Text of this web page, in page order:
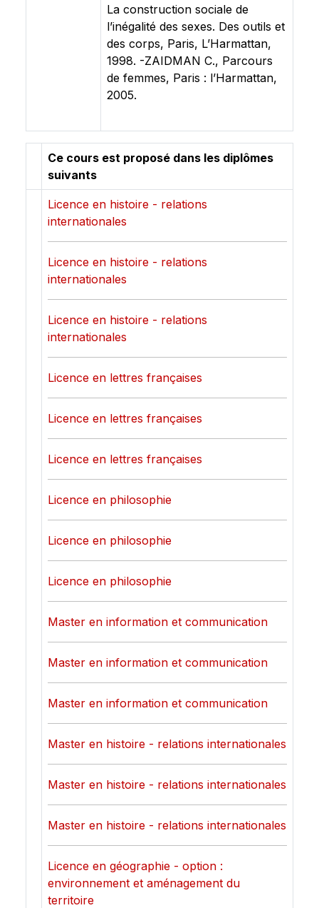
La construction sociale de
l’inégalité des sexes. Des outils et
des corps, Paris, L’Harmattan,
1998. -ZAIDMAN C., Parcours
de femmes, Paris : l’Harmattan,
2005.
Ce cours est proposé dans les diplômes
suivants
Licence en histoire - relations
internationales
Licence en histoire - relations
internationales
Licence en histoire - relations
internationales
Licence en lettres françaises
Licence en lettres françaises
Licence en lettres françaises
Licence en philosophie
Licence en philosophie
Licence en philosophie
Master en information et communication
Master en information et communication
Master en information et communication
Master en histoire - relations internationales
Master en histoire - relations internationales
Master en histoire - relations internationales
Licence en géographie - option :
environnement et aménagement du
territoire